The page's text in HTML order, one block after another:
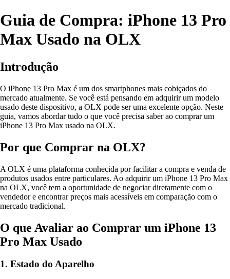
Guia de Compra: iPhone 13 Pro
Max Usado na OLX
Introdução
O iPhone 13 Pro Max é um dos smartphones mais cobiçados do
mercado atualmente. Se você está pensando em adquirir um modelo
usado deste dispositivo, a OLX pode ser uma excelente opção. Neste
guia, vamos abordar tudo o que você precisa saber ao comprar um
iPhone 13 Pro Max usado na OLX.
Por que Comprar na OLX?
A OLX é uma plataforma conhecida por facilitar a compra e venda de
produtos usados entre particulares. Ao adquirir um iPhone 13 Pro Max
na OLX, você tem a oportunidade de negociar diretamente com o
vendedor e encontrar preços mais acessíveis em comparação com o
mercado tradicional.
O que Avaliar ao Comprar um iPhone 13
Pro Max Usado
1. Estado do Aparelho